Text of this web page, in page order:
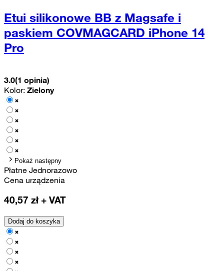
Etui silikonowe BB z Magsafe i
paskiem COVMAGCARD iPhone 14
Pro
3.0(1 opinia)
Kolor: Zielony
Pokaż następny
Płatne Jednorazowo
Cena urządzenia
40,57 zł + VAT
Dodaj do koszyka